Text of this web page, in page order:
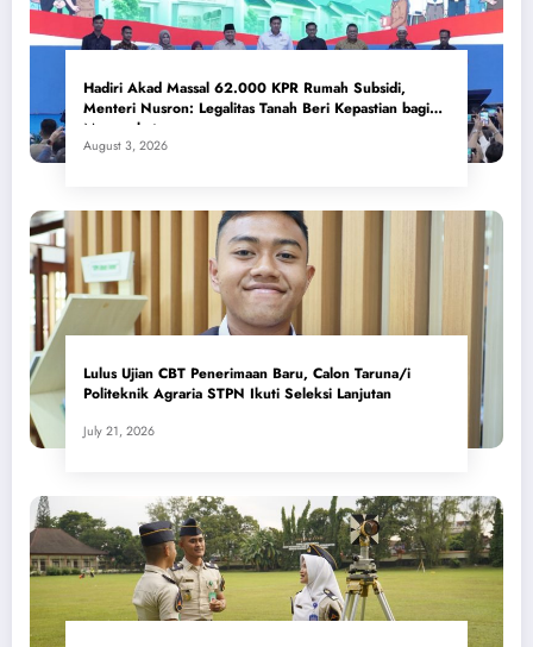
Hadiri Akad Massal 62.000 KPR Rumah Subsidi,
Menteri Nusron: Legalitas Tanah Beri Kepastian bagi
Masyarakat
August 3, 2026
Lulus Ujian CBT Penerimaan Baru, Calon Taruna/i
Politeknik Agraria STPN Ikuti Seleksi Lanjutan
July 21, 2026